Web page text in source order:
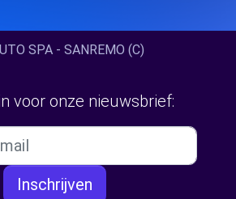
SPA - SANREMO (C)
voor onze nieuwsbrief:
Inschrijven